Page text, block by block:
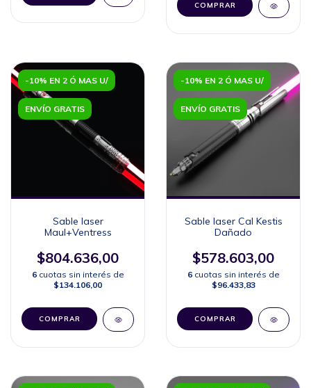
COMPRAR
-10% EN 2 Ó MAS U/
ENVÍO GRATIS
Sable laser
Maul+Ventress
$804.636,00
6 cuotas sin interés de
$134.106,00
COMPRAR
-10% EN 2 Ó MAS U/
ENVÍO GRATIS
Sable laser Cal Kestis
Dañado
$578.603,00
6 cuotas sin interés de
$96.433,83
COMPRAR